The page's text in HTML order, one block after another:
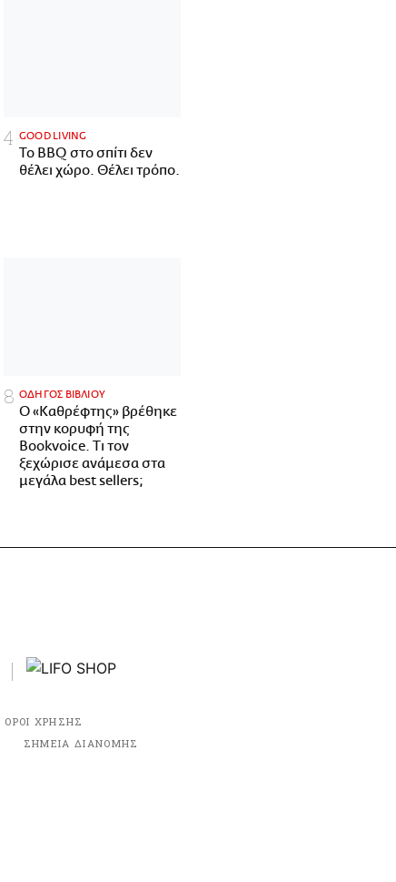
GOOD LIVING
Το BBQ στο σπίτι δεν
θέλει χώρο. Θέλει τρόπο.
ΟΔΗΓΟΣ ΒΙΒΛΙΟΥ
Ο «Καθρέφτης» βρέθηκε
στην κορυφή της
Bookvoice. Τι τον
ξεχώρισε ανάμεσα στα
μεγάλα best sellers;
ΟΡΟΙ ΧΡΗΣΗΣ
ΣΗΜΕΙΑ ΔΙΑΝΟΜΗΣ